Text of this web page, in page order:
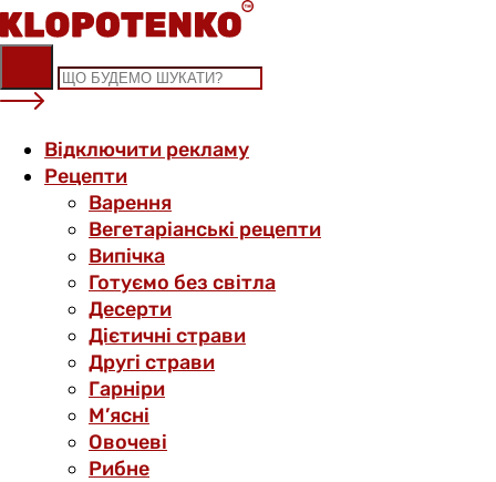
Skip
to
content
Відключити рекламу
Рецепти
Варення
Вегетаріанські рецепти
Випічка
Готуємо без світла
Десерти
Дієтичні страви
Другі страви
Гарніри
М’ясні
Овочеві
Рибне